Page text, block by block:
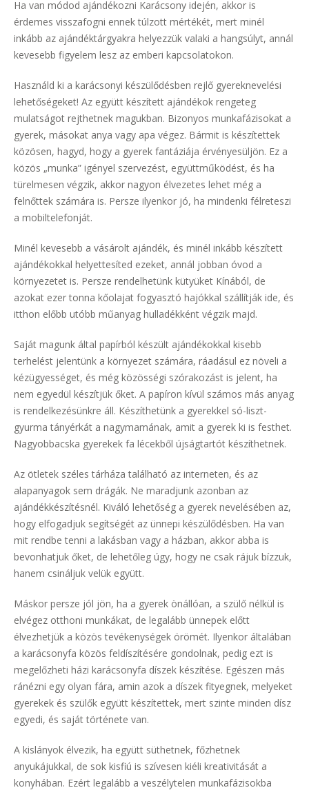
Ha van módod ajándékozni Karácsony idején, akkor is
érdemes visszafogni ennek túlzott mértékét, mert minél
inkább az ajándéktárgyakra helyezzük valaki a hangsúlyt, annál
kevesebb figyelem lesz az emberi kapcsolatokon.
Használd ki a karácsonyi készülődésben rejlő gyereknevelési
lehetőségeket! Az együtt készített ajándékok rengeteg
mulatságot rejthetnek magukban. Bizonyos munkafázisokat a
gyerek, másokat anya vagy apa végez. Bármit is készítettek
közösen, hagyd, hogy a gyerek fantáziája érvényesüljön. Ez a
közös „munka” igényel szervezést, együttműködést, és ha
türelmesen végzik, akkor nagyon élvezetes lehet még a
felnőttek számára is. Persze ilyenkor jó, ha mindenki félreteszi
a mobiltelefonját.
Minél kevesebb a vásárolt ajándék, és minél inkább készített
ajándékokkal helyettesíted ezeket, annál jobban óvod a
környezetet is. Persze rendelhetünk kütyüket Kínából, de
azokat ezer tonna kőolajat fogyasztó hajókkal szállítják ide, és
itthon előbb utóbb műanyag hulladékként végzik majd.
Saját magunk által papírból készült ajándékokkal kisebb
terhelést jelentünk a környezet számára, ráadásul ez növeli a
kézügyességet, és még közösségi szórakozást is jelent, ha
nem egyedül készítjük őket. A papíron kívül számos más anyag
is rendelkezésünkre áll. Készíthetünk a gyerekkel só-liszt-
gyurma tányérkát a nagymamának, amit a gyerek ki is festhet.
Nagyobbacska gyerekek fa lécekből újságtartót készíthetnek.
Az ötletek széles tárháza található az interneten, és az
alapanyagok sem drágák. Ne maradjunk azonban az
ajándékkészítésnél. Kiváló lehetőség a gyerek nevelésében az,
hogy elfogadjuk segítségét az ünnepi készülődésben. Ha van
mit rendbe tenni a lakásban vagy a házban, akkor abba is
bevonhatjuk őket, de lehetőleg úgy, hogy ne csak rájuk bízzuk,
hanem csináljuk velük együtt.
Máskor persze jól jön, ha a gyerek önállóan, a szülő nélkül is
elvégez otthoni munkákat, de legalább ünnepek előtt
élvezhetjük a közös tevékenységek örömét. Ilyenkor általában
a karácsonyfa közös feldíszítésére gondolnak, pedig ezt is
megelőzheti házi karácsonyfa díszek készítése. Egészen más
ránézni egy olyan fára, amin azok a díszek fityegnek, melyeket
gyerekek és szülők együtt készítettek, mert szinte minden dísz
egyedi, és saját története van.
A kislányok élvezik, ha együtt süthetnek, főzhetnek
anyukájukkal, de sok kisfiú is szívesen kiéli kreativitását a
konyhában. Ezért legalább a veszélytelen munkafázisokba